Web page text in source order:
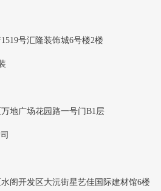
号汇隆装饰城6号楼2楼
地广场花园路一号门B1层
阁开发区大沅街星艺佳国际建材馆6楼